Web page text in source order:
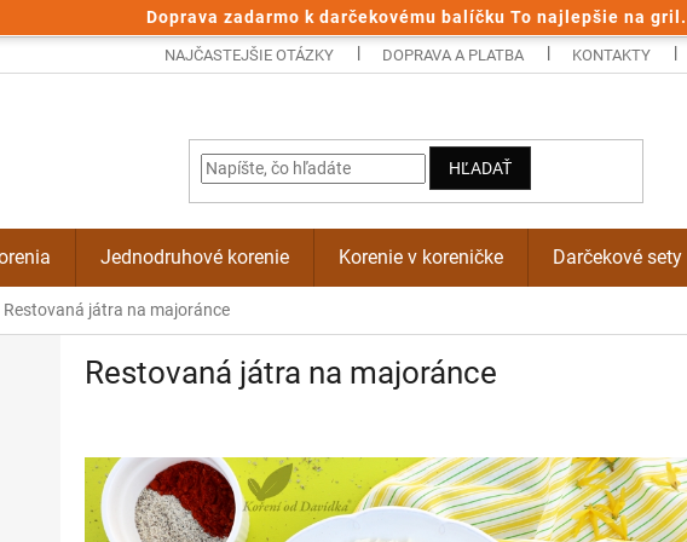
Doprava zadarmo k darčekovému balíčku To najlepšie na gril.
NAJČASTEJŠIE OTÁZKY DOPRAVA A PLATBA KONTAKTY
HĽADAŤ
Jednodruhové korenie Korenie v koreničke Darčekové sety
Restovaná játra na majoránce
Restovaná játra na majoránce